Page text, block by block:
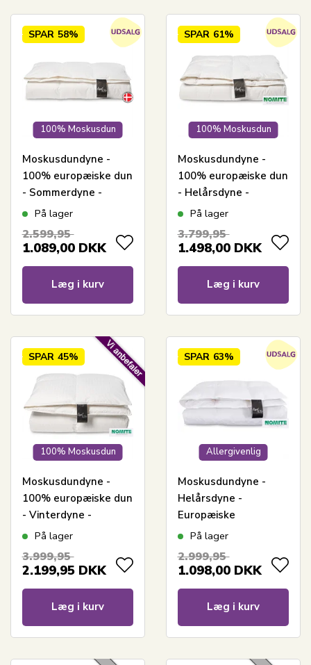
100% Moskusdun
SPAR 58%
Moskusdundyne -
100% europæiske dun
- Sommerdyne -
140x200 cm - Dansk
Borg - Sval dundyne
På lager
2.599,95
1.089,00 DKK
Læg i kurv
100% Moskusdun
SPAR 61%
Moskusdundyne -
100% europæiske dun
- Helårsdyne -
140x200 cm - Dansk
Borg - Varm dundyne
På lager
3.799,95
1.498,00 DKK
Læg i kurv
100% Moskusdun
SPAR 45%
Moskusdundyne -
100% europæiske dun
- Vinterdyne -
140x200 cm - Dansk
Borg - Ekstra varm
På lager
3.999,95
2.199,95 DKK
Læg i kurv
Allergivenlig
SPAR 63%
Moskusdundyne -
Helårsdyne -
Europæiske
moskusdun - 140x200
produceret - Royal By
På lager
2.999,95
1.098,00 DKK
Læg i kurv